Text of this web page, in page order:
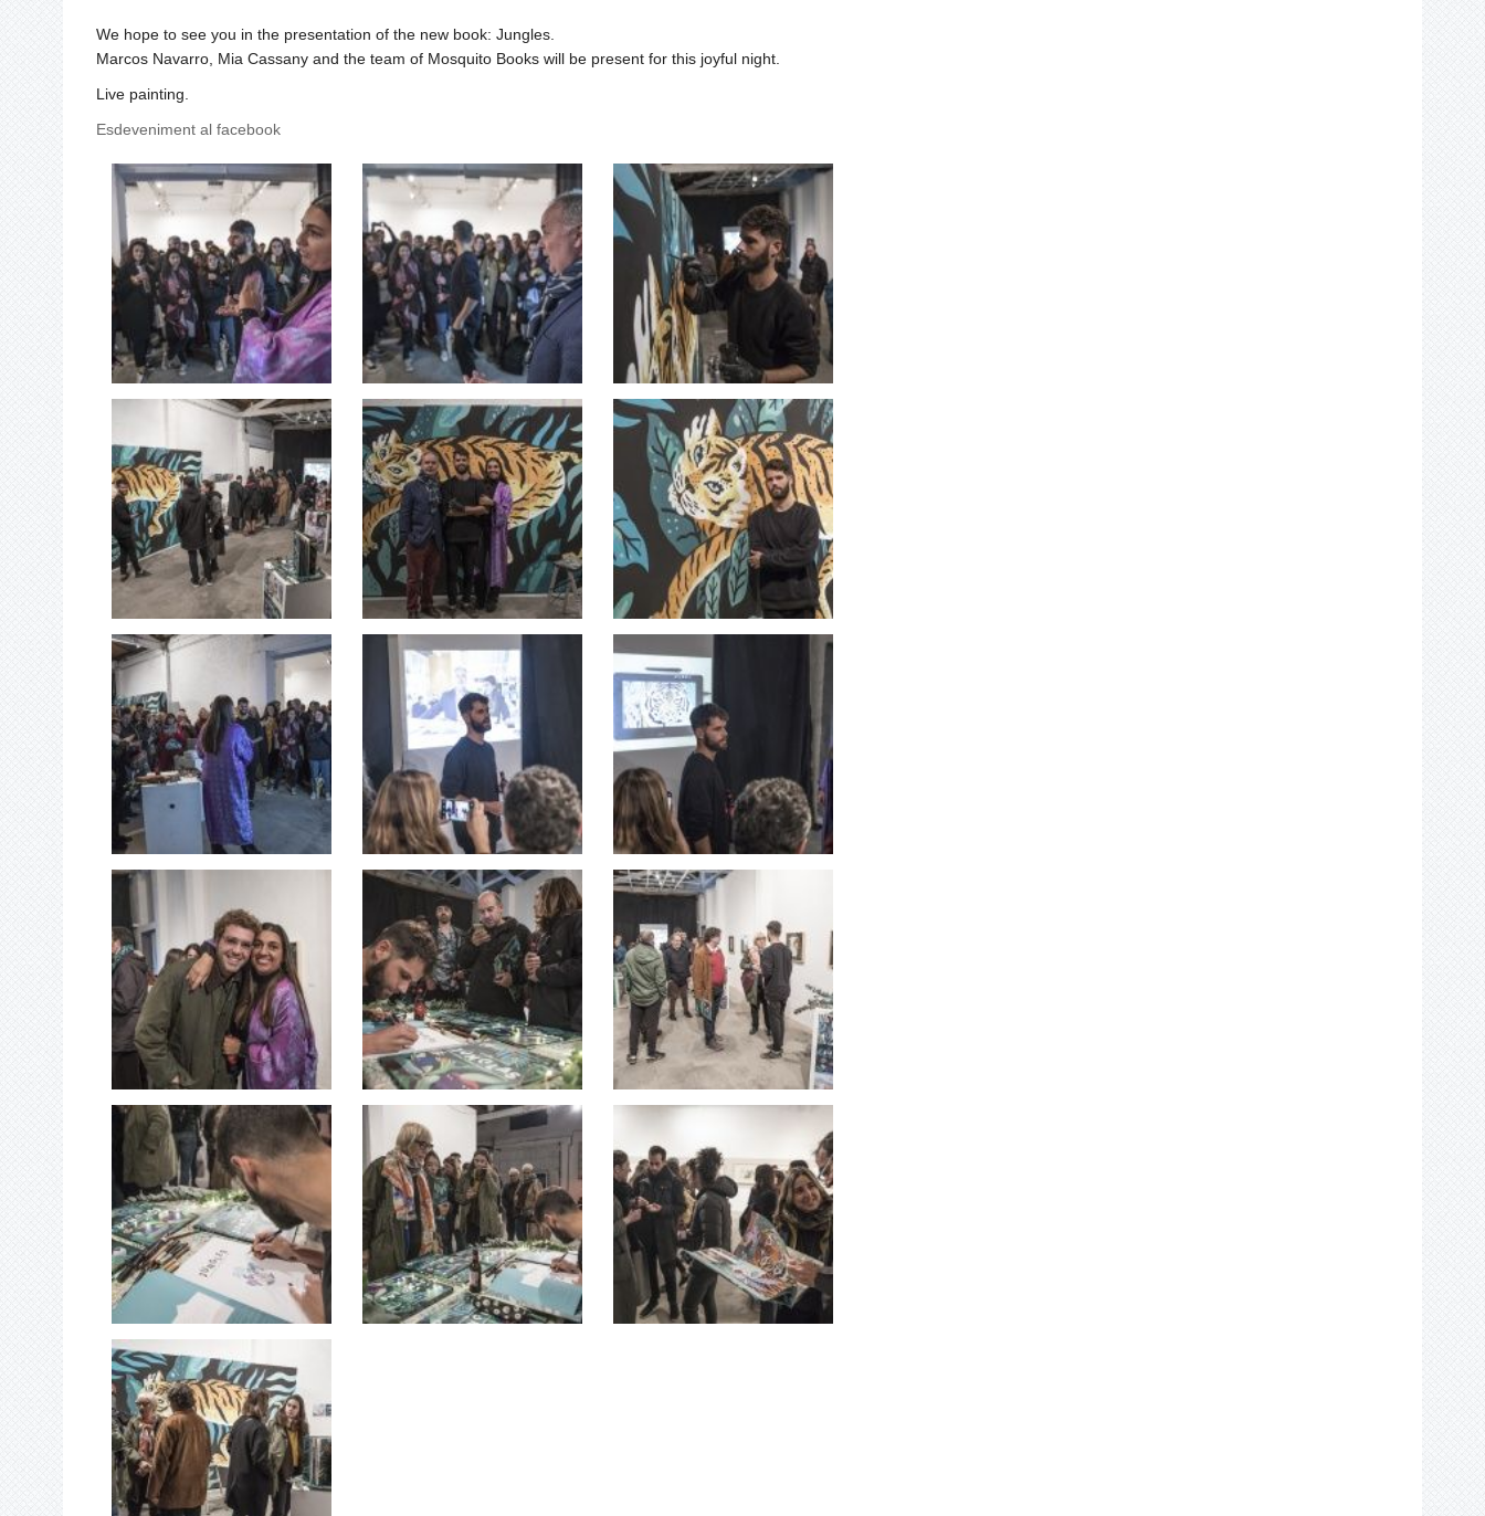
We hope to see you in the presentation of the new book: Jungles.
Marcos Navarro, Mia Cassany and the team of Mosquito Books will be present for this joyful night.
Live painting.
Esdeveniment al facebook